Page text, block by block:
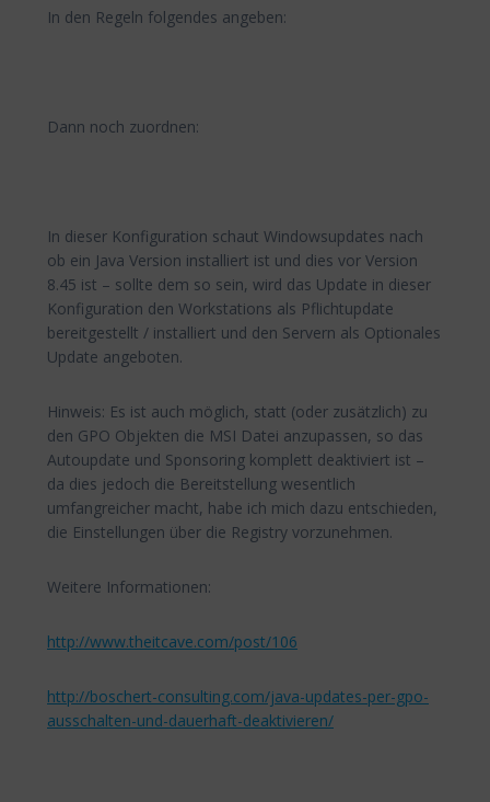
In den Regeln folgendes angeben:
Dann noch zuordnen:
In dieser Konfiguration schaut Windowsupdates nach
ob ein Java Version installiert ist und dies vor Version
8.45 ist – sollte dem so sein, wird das Update in dieser
Konfiguration den Workstations als Pflichtupdate
bereitgestellt / installiert und den Servern als Optionales
Update angeboten.
Hinweis: Es ist auch möglich, statt (oder zusätzlich) zu
den GPO Objekten die MSI Datei anzupassen, so das
Autoupdate und Sponsoring komplett deaktiviert ist –
da dies jedoch die Bereitstellung wesentlich
umfangreicher macht, habe ich mich dazu entschieden,
die Einstellungen über die Registry vorzunehmen.
Weitere Informationen:
http://www.theitcave.com/post/106
http://boschert-consulting.com/java-updates-per-gpo-
ausschalten-und-dauerhaft-deaktivieren/